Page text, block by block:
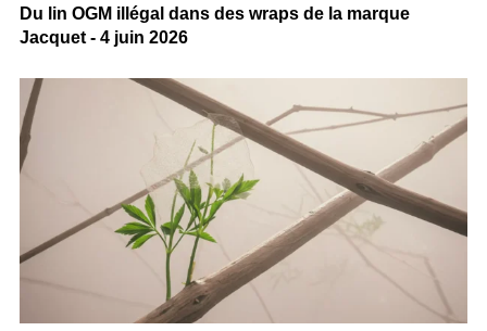
Du lin OGM illégal dans des wraps de la marque
Jacquet - 4 juin 2026